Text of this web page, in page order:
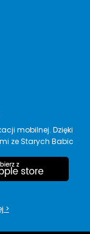
mobilnej. Dzięki
ze Starych Babic
>